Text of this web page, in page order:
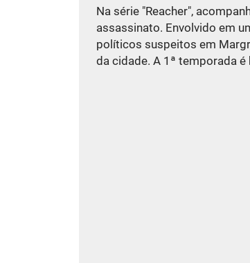
Na série "Reacher",
assassinato. Envolvido em
políticos suspeitos em
da cidade. A 1ª temporada